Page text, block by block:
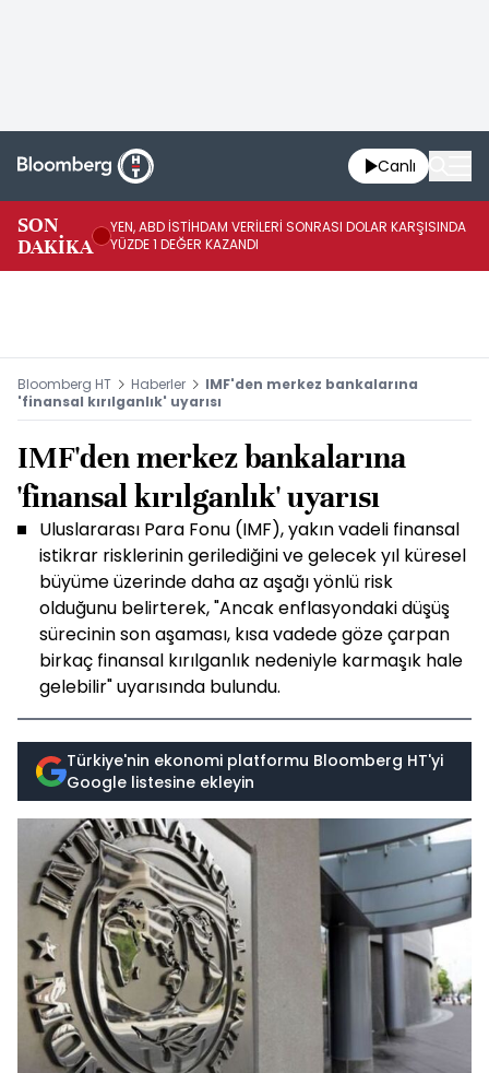
Canlı
SON
DAKİKA
YEN, ABD İSTİHDAM VERİLERİ SONRASI DOLAR KARŞISINDA
YÜZDE 1 DEĞER KAZANDI
Bloomberg HT Haberler
IMF'den merkez bankalarına
'finansal kırılganlık' uyarısı
IMF'den merkez bankalarına
'finansal kırılganlık' uyarısı
Uluslararası Para Fonu (IMF), yakın vadeli finansal
istikrar risklerinin gerilediğini ve gelecek yıl küresel
büyüme üzerinde daha az aşağı yönlü risk
olduğunu belirterek, "Ancak enflasyondaki düşüş
sürecinin son aşaması, kısa vadede göze çarpan
birkaç finansal kırılganlık nedeniyle karmaşık hale
gelebilir" uyarısında bulundu.
Türkiye'nin ekonomi platformu Bloomberg HT'yi
Google listesine ekleyin